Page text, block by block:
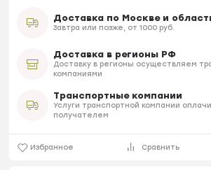
Доставка по Москве и
Завтра или позже, от 1000 руб.
Доставка в регионы РФ
Доставку в регионы осуществляем
компаниями
Транспортные компании
Услуги транспортной компании
получателем
Избранное Сравнить